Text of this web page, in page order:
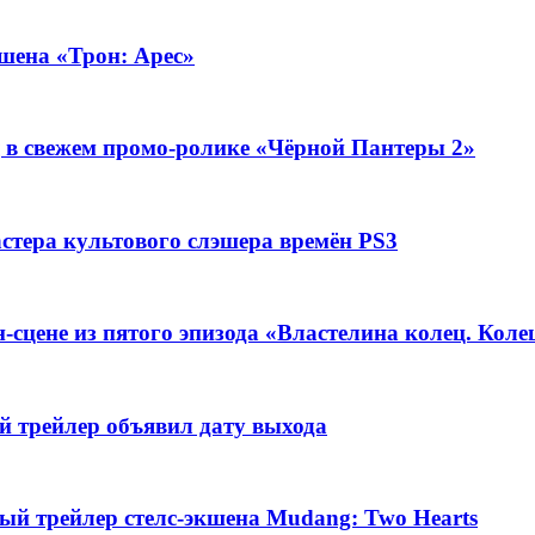
«Трон: Арес»
свежем промо-ролике «Чёрной Пантеры 2»
культового слэшера времён PS3
из пятого эпизода «Властелина колец.
объявил дату выхода
трейлер стелс-экшена Mudang: Two Hearts